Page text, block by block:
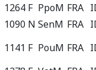
1264 F PpoM FRA
1090 N SenM FRA
1141 F PouM FRA